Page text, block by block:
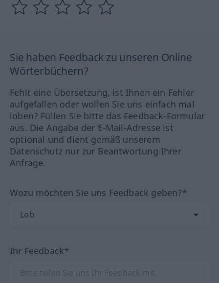
Sie haben Feedback zu unseren Online
Wörterbüchern?
Fehlt eine Übersetzung, ist Ihnen ein Fehler
aufgefallen oder wollen Sie uns einfach mal
loben? Füllen Sie bitte das Feedback-Formular
aus. Die Angabe der E-Mail-Adresse ist
optional und dient gemäß unserem
Datenschutz nur zur Beantwortung Ihrer
Anfrage.
Wozu möchten Sie uns Feedback geben?*
Ihr Feedback*